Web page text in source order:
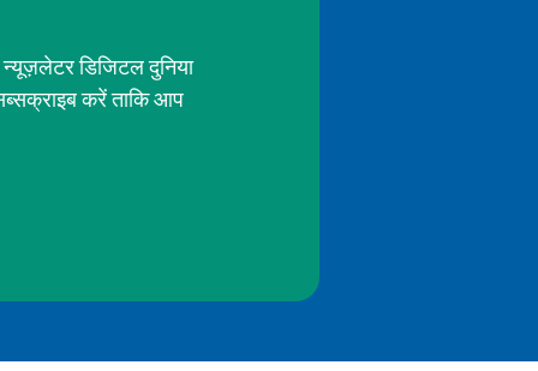
डिजिटल दुनिया
करें ताकि आप